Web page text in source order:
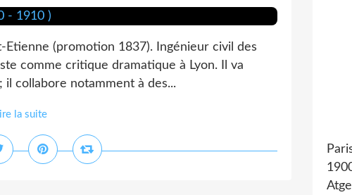
(promotion 1837). Ingénieur civil des
comme critique dramatique à Lyon. Il va
collabore notamment à des...
la suite